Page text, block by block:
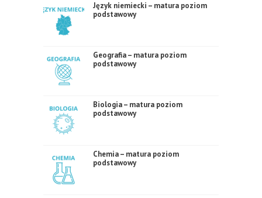
Język niemiecki – matura poziom
podstawowy
Geografia – matura poziom
podstawowy
Biologia – matura poziom
podstawowy
Chemia – matura poziom
podstawowy